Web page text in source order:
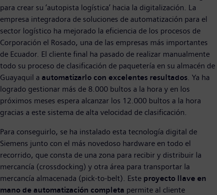
para crear su ‘autopista logística’ hacia la digitalización. La
empresa integradora de soluciones de automatización para el
sector logístico ha mejorado la eficiencia de los procesos de
Corporación el Rosado, una de las empresas más importantes
de Ecuador. El cliente final ha pasado de realizar manualmente
todo su proceso de clasificación de paquetería en su almacén de
Guayaquil a automatizarlo con excelentes resultados . Ya ha
logrado gestionar más de 8.000 bultos a la hora y en los
próximos meses espera alcanzar los 12.000 bultos a la hora
gracias a este sistema de alta velocidad de clasificación.
Para conseguirlo, se ha instalado esta tecnología digital de
Siemens junto con el más novedoso hardware en todo el
recorrido, que consta de una zona para recibir y distribuir la
mercancía (crossdocking) y otra área para transportar la
mercancía almacenada (pick-to-belt). Este proyecto llave en
mano de automatización completa permite al cliente